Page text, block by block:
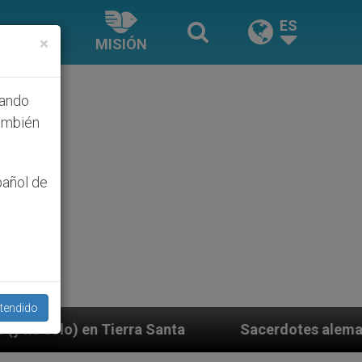
MISIÓN
ES
Sacerdotes alemanes fieles al Papa
×
de